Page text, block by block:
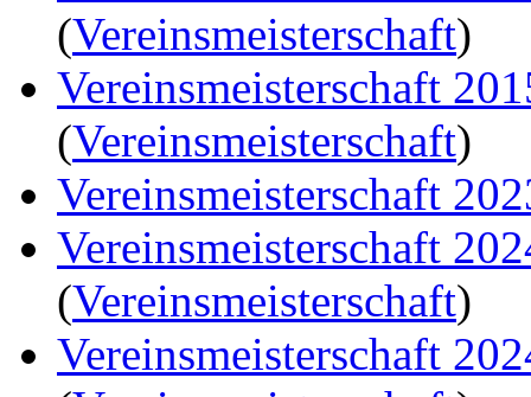
(Vereinsmeisterschaft)
Vereinsmeisterschaft
(Vereinsmeisterschaft)
Vereinsmeisterschaft
Vereinsmeisterschaft
(Vereinsmeisterschaft)
Vereinsmeisterschaft